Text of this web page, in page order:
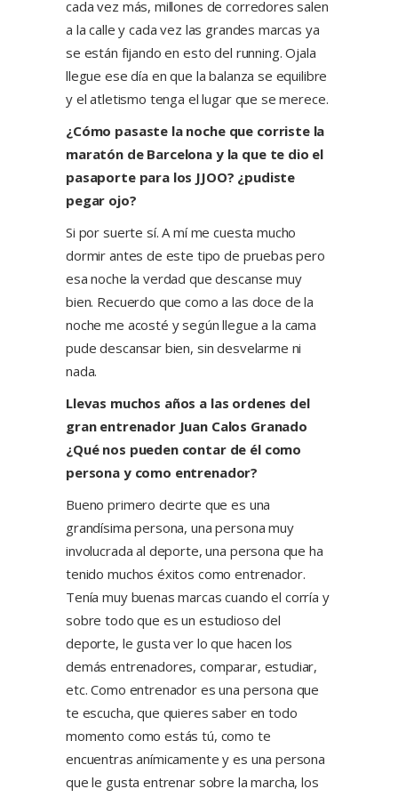
cada vez más, millones de corredores salen
a la calle y cada vez las grandes marcas ya
se están fijando en esto del running. Ojala
llegue ese día en que la balanza se equilibre
y el atletismo tenga el lugar que se merece.
¿Cómo pasaste la noche que corriste la
maratón de Barcelona y la que te dio el
pasaporte para los JJOO? ¿pudiste
pegar ojo?
Si por suerte sí. A mí me cuesta mucho
dormir antes de este tipo de pruebas pero
esa noche la verdad que descanse muy
bien. Recuerdo que como a las doce de la
noche me acosté y según llegue a la cama
pude descansar bien, sin desvelarme ni
nada.
Llevas muchos años a las ordenes del
gran entrenador Juan Calos Granado
¿Qué nos pueden contar de él como
persona y como entrenador?
Bueno primero decirte que es una
grandísima persona, una persona muy
involucrada al deporte, una persona que ha
tenido muchos éxitos como entrenador.
Tenía muy buenas marcas cuando el corría y
sobre todo que es un estudioso del
deporte, le gusta ver lo que hacen los
demás entrenadores, comparar, estudiar,
etc. Como entrenador es una persona que
te escucha, que quieres saber en todo
momento como estás tú, como te
encuentras anímicamente y es una persona
que le gusta entrenar sobre la marcha, los